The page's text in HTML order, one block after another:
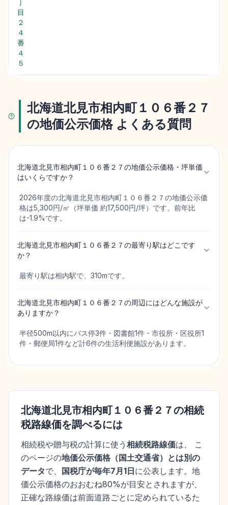
目
２
４
番
４
５
北海道北見市相内町１０６番２７
の地価公示価格 よくある質問
北海道北見市相内町１０６番２７の地価公示価格・坪単価
はいくらですか？
2026年度の北海道北見市相内町１０６番２７の地価公示価
格は5,300円/㎡（坪単価 約17,500円/坪）です。前年比
は-1.9%です。
北海道北見市相内町１０６番２７の最寄り駅はどこです
か？
最寄り駅は相内駅で、310mです。
北海道北見市相内町１０６番２７の周辺にはどんな施設が
ありますか？
半径500m以内にバス停3件・図書館1件・市役所・区役所1
件・郵便局1件など計6件の生活利便施設があります。
北海道北見市相内町１０６番２７の相続
税路線価を調べるには
相続税や贈与税の計算に使う 相続税路線価は、 こ
のページの地価公示価格 （ 国土交通省）とは別の
データで、 国税庁が毎年7月1日に公表します。 地
価公示価格のおおむね80%が目安とされますが、
正確な路線価は前面道路ごとに定められているた